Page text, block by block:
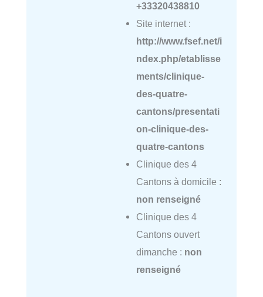
+33320438810
Site internet :
http://www.fsef.net/i
ndex.php/etablisse
ments/clinique-
des-quatre-
cantons/presentati
on-clinique-des-
quatre-cantons
Clinique des 4
Cantons à domicile :
non renseigné
Clinique des 4
Cantons ouvert
dimanche : non
renseigné